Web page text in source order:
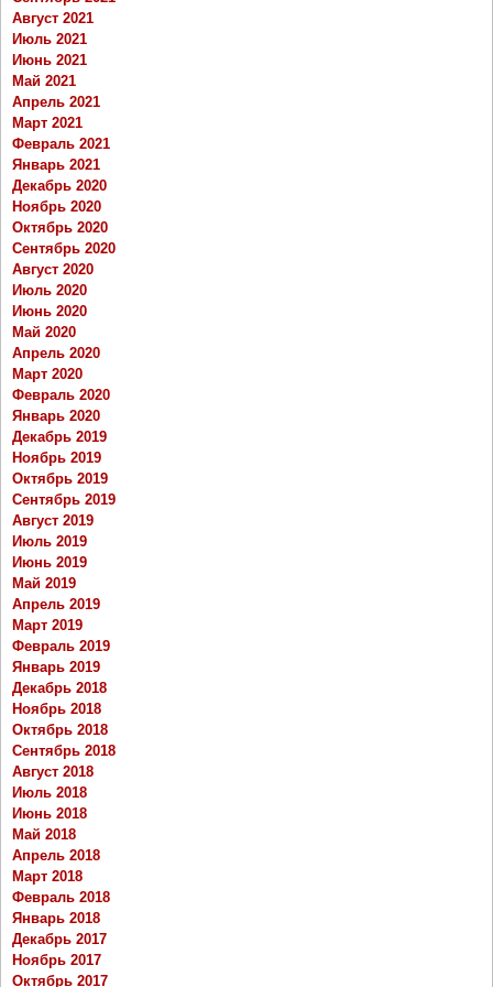
Август 2021
Июль 2021
Июнь 2021
Май 2021
Апрель 2021
Март 2021
Февраль 2021
Январь 2021
Декабрь 2020
Ноябрь 2020
Октябрь 2020
Сентябрь 2020
Август 2020
Июль 2020
Июнь 2020
Май 2020
Апрель 2020
Март 2020
Февраль 2020
Январь 2020
Декабрь 2019
Ноябрь 2019
Октябрь 2019
Сентябрь 2019
Август 2019
Июль 2019
Июнь 2019
Май 2019
Апрель 2019
Март 2019
Февраль 2019
Январь 2019
Декабрь 2018
Ноябрь 2018
Октябрь 2018
Сентябрь 2018
Август 2018
Июль 2018
Июнь 2018
Май 2018
Апрель 2018
Март 2018
Февраль 2018
Январь 2018
Декабрь 2017
Ноябрь 2017
Октябрь 2017